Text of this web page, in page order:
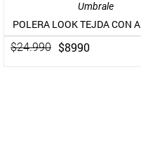
Umbrale
$24.990 $8990